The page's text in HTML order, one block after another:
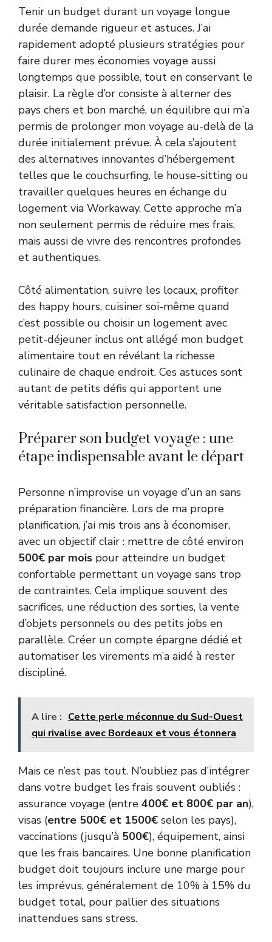
Tenir un budget durant un voyage longue
durée demande rigueur et astuces. J’ai
rapidement adopté plusieurs stratégies pour
faire durer mes économies voyage aussi
longtemps que possible, tout en conservant le
plaisir. La règle d’or consiste à alterner des
pays chers et bon marché, un équilibre qui m’a
permis de prolonger mon voyage au-delà de la
durée initialement prévue. À cela s’ajoutent
des alternatives innovantes d’hébergement
telles que le couchsurfing, le house-sitting ou
travailler quelques heures en échange du
logement via Workaway. Cette approche m’a
non seulement permis de réduire mes frais,
mais aussi de vivre des rencontres profondes
et authentiques.
Côté alimentation, suivre les locaux, profiter
des happy hours, cuisiner soi-même quand
c’est possible ou choisir un logement avec
petit-déjeuner inclus ont allégé mon budget
alimentaire tout en révélant la richesse
culinaire de chaque endroit. Ces astuces sont
autant de petits défis qui apportent une
véritable satisfaction personnelle.
Préparer son budget voyage : une
étape indispensable avant le départ
Personne n’improvise un voyage d’un an sans
préparation financière. Lors de ma propre
planification, j’ai mis trois ans à économiser,
avec un objectif clair : mettre de côté environ
500€ par mois pour atteindre un budget
confortable permettant un voyage sans trop
de contraintes. Cela implique souvent des
sacrifices, une réduction des sorties, la vente
d’objets personnels ou des petits jobs en
parallèle. Créer un compte épargne dédié et
automatiser les virements m’a aidé à rester
discipliné.
A lire : Cette perle méconnue du Sud-Ouest
qui rivalise avec Bordeaux et vous étonnera
Mais ce n’est pas tout. N’oubliez pas d’intégrer
dans votre budget les frais souvent oubliés :
assurance voyage (entre 400€ et 800€ par an),
visas (entre 500€ et 1500€ selon les pays),
vaccinations (jusqu’à 500€), équipement, ainsi
que les frais bancaires. Une bonne planification
budget doit toujours inclure une marge pour
les imprévus, généralement de 10% à 15% du
budget total, pour pallier des situations
inattendues sans stress.